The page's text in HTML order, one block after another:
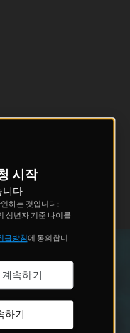
시작
니다
하는 것입니다:
성년자 기준 나이를
급방침에 동의합니
하기